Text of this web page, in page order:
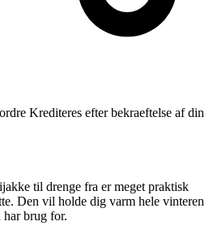
Krediteres efter bekraeftelse af din
til drenge fra er meget praktisk
Den vil holde dig varm hele vinteren
brug for.